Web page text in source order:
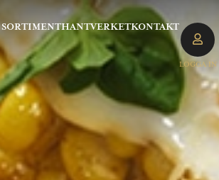
SORTIMENTHANTVERKETKONTAKT
LOGGA IN